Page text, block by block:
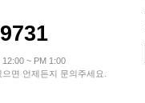
~ PM 1:00
면 언제든지 문의주세요.